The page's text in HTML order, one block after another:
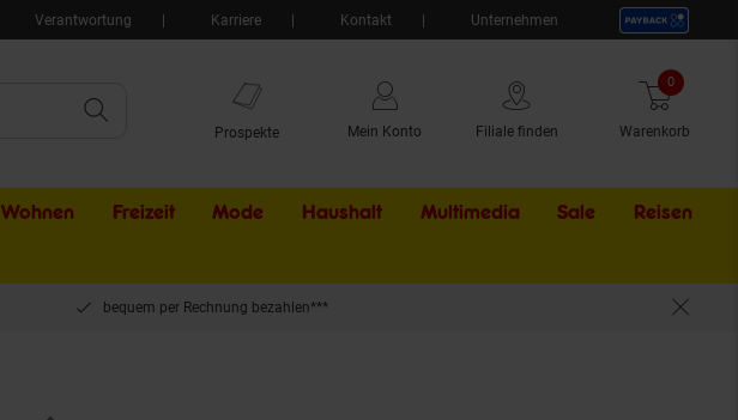
Verantwortung Karriere Kontakt Unternehmen
Prospekte Mein Konto Filiale finden Warenkorb
0 Artikel
Wohnen Freizeit Mode Haushalt Multimedia Sale Externer
Reisen
bequem per Rechnung bezahlen***